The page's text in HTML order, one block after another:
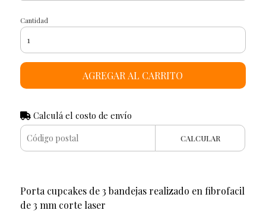
Cantidad
AGREGAR AL CARRITO
Calculá el costo de envío
CALCULAR
Porta cupcakes de 3 bandejas realizado en fibrofacil
de 3 mm corte laser